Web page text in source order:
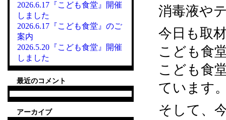
消毒液や
今日も取
こども食
こども食
ています
そして、
2026.6.17『こども食堂』開催
しました
2026.6.17『こども食堂』のご
案内
2026.5.20『こども食堂』開催
しました
最近のコメント
アーカイブ